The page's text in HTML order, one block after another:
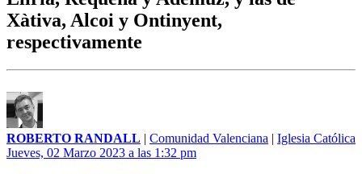
Xàtiva, Alcoi y Ontinyent,
respectivamente
ROBERTO RANDALL | Comunidad Valenciana | Iglesia Católica
Jueves, 02 Marzo 2023 a las 1:32 pm